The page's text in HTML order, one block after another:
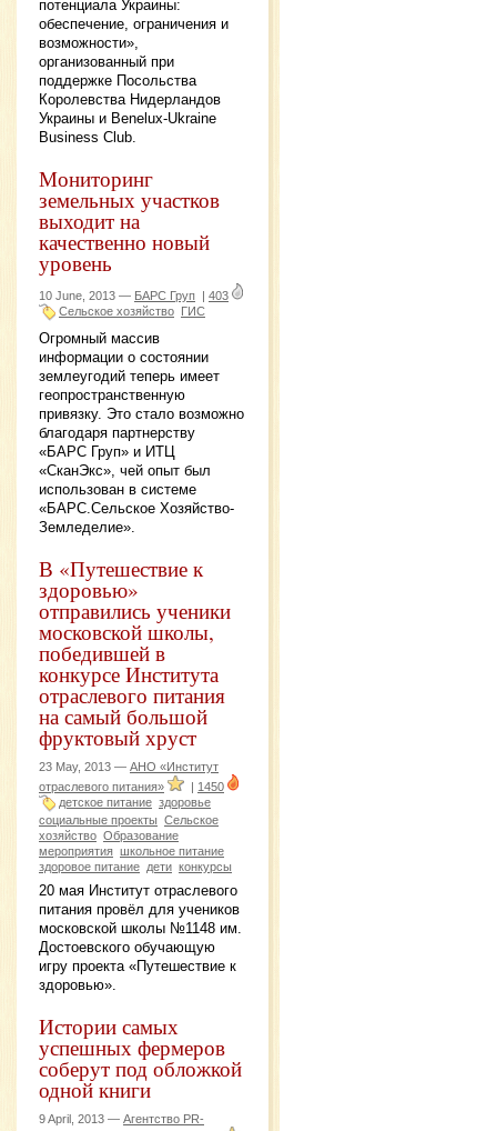
потенциала Украины:
обеспечение, ограничения и
возможности»,
организованный при
поддержке Посольства
Королевства Нидерландов
Украины и Benelux-Ukraine
Business Club.
Мониторинг
земельных участков
выходит на
качественно новый
уровень
10 June, 2013 — БАРС Груп
403
Сельское хозяйство
ГИС
Огромный массив
информации о состоянии
землеугодий теперь имеет
геопространственную
привязку. Это стало возможно
благодаря партнерству
«БАРС Груп» и ИТЦ
«СканЭкс», чей опыт был
использован в системе
«БАРС.Сельское Хозяйство-
Земледелие».
В «Путешествие к
здоровью»
отправились ученики
московской школы,
победившей в
конкурсе Института
отраслевого питания
на самый большой
фруктовый хруст
23 May, 2013 — АНО «Институт
отраслевого питания»
| 1450
детское питание здоровье
социальные проекты Сельское
хозяйство Образование
мероприятия школьное питание
здоровое питание дети конкурсы
20 мая Институт отраслевого
питания провёл для учеников
московской школы №1148 им.
Достоевского обучающую
игру проекта «Путешествие к
здоровью».
Истории самых
успешных фермеров
соберут под обложкой
одной книги
9 April, 2013 — Агентство PR-